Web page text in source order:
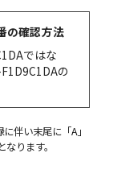
の確認方法
ではな
の
伴い末尾に「A」
ります。